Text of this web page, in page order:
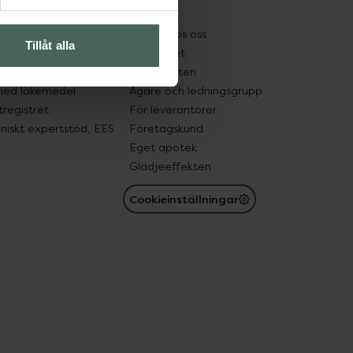
Tillåt alla
in gammal medicin
läkemedel
expertstöd, EES
Pressrum
Jobba hos oss
Hållbarhet
Samarbeten
Ägare och ledningsgrupp
För leverantörer
Företagskund
Eget apotek
Glädjeeffekten
Cookieinställningar